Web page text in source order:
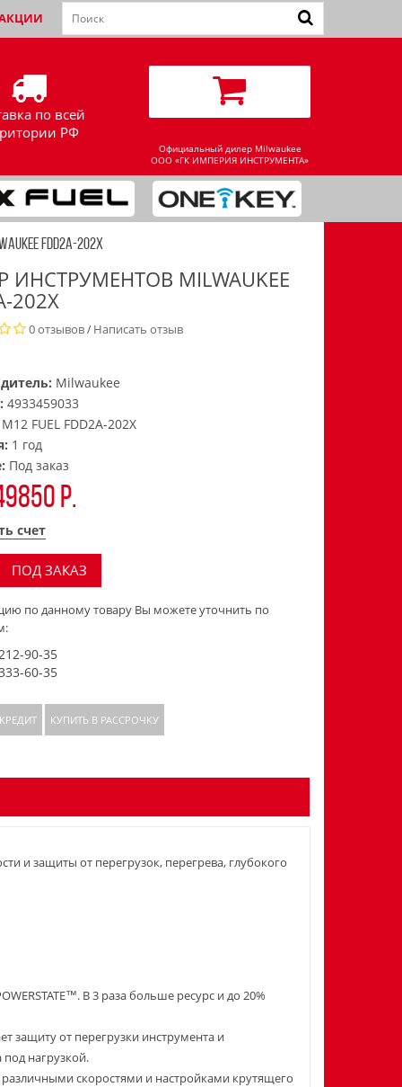
по всей
РФ
Официальный дилер Milwaukee
ООО «ГК ИМПЕРИЯ ИНСТРУМЕНТА»
FDD2A-202X
ИНСТРУМЕНТОВ MILWAUKEE
202X
0 отзывов/ Написать отзыв
Milwaukee
4933459033
M12 FUEL FDD2A-202X
1 год
Под заказ
р.
счет
ПОД ЗАКАЗ
по данному товару Вы можете уточнить по
90-35
60-35
КУПИТЬ В РАССРОЧКУ
и защиты от перегрузок, перегрева, глубокого
В 3 раза больше ресурс и до 20%
защиту от перегрузки инструмента и
нагрузкой.
скоростями и настройками крутящего